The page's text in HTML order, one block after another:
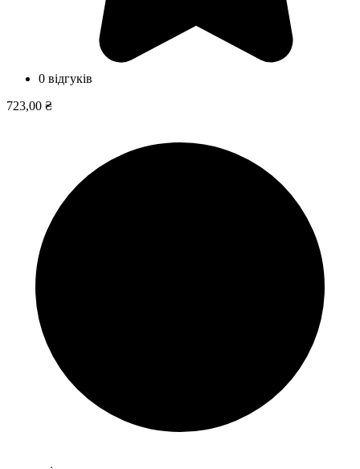
0 відгуків
723,00 ₴